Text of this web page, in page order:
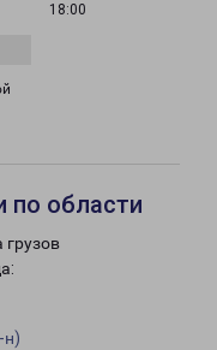
18:00
по области
н)